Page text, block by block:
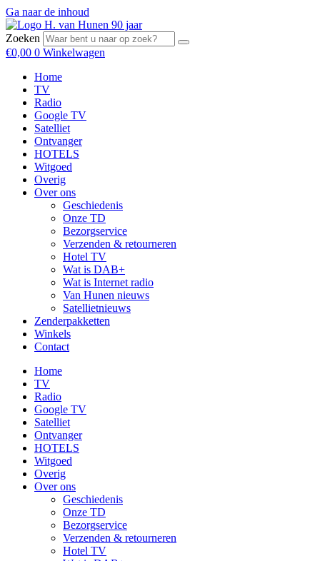
Ga naar de inhoud
Zoeken
€0,00 0 Winkelwagen
Home
TV
Radio
Google TV
Satelliet
Ontvanger
HOTELS
Witgoed
Overig
Over ons
Geschiedenis
Onze TD
Bezorgservice
Verzenden & retourneren
Hotel TV
Wat is DAB+
Wat is Internet radio
Van Hunen nieuws
Satellietnieuws
Zenderpakketten
Winkels
Contact
Home
TV
Radio
Google TV
Satelliet
Ontvanger
HOTELS
Witgoed
Overig
Over ons
Geschiedenis
Onze TD
Bezorgservice
Verzenden & retourneren
Hotel TV